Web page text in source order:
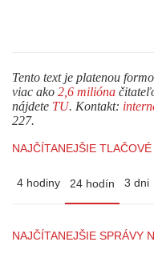
Tento text je platenou
viac ako 2,6 milióna
nájdete TU. Kontakt:
227.
NAJČÍTANEJŠIE
4 hodiny 24 hodín 3 dni
NAJČÍTANEJŠIE SPRÁVY